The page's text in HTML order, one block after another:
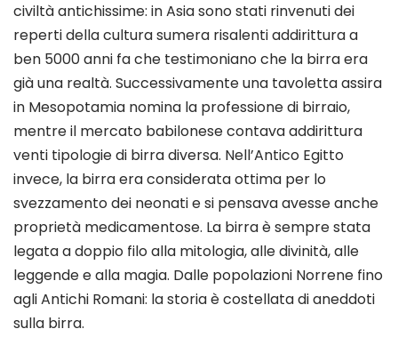
civiltà antichissime: in Asia sono stati rinvenuti dei
reperti della cultura sumera risalenti addirittura a
ben 5000 anni fa che testimoniano che la birra era
già una realtà. Successivamente una tavoletta assira
in Mesopotamia nomina la professione di birraio,
mentre il mercato babilonese contava addirittura
venti tipologie di birra diversa. Nell’Antico Egitto
invece, la birra era considerata ottima per lo
svezzamento dei neonati e si pensava avesse anche
proprietà medicamentose. La birra è sempre stata
legata a doppio filo alla mitologia, alle divinità, alle
leggende e alla magia. Dalle popolazioni Norrene fino
agli Antichi Romani: la storia è costellata di aneddoti
sulla birra.